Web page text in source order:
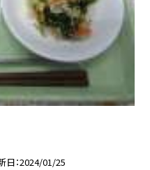
日 2024/01/25